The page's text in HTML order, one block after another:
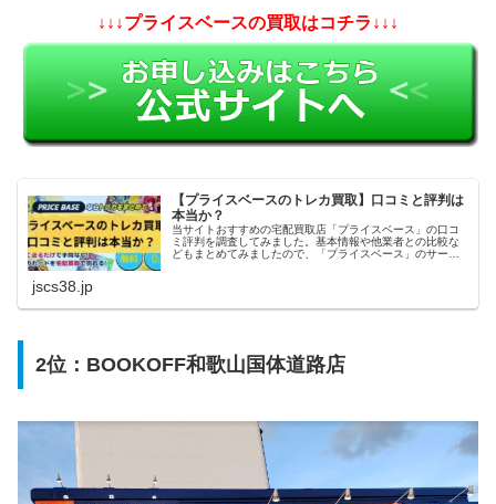
↓↓↓プライスベースの買取はコチラ↓↓↓
【プライスベースのトレカ買取】口コミと評判は
本当か？
当サイトおすすめの宅配買取店「プライスベース」の口コ
ミ評判を調査してみました。基本情報や他業者との比較な
どもまとめてみましたので、「プライスベース」のサービ
jscs38.jp
2位：BOOKOFF和歌山国体道路店